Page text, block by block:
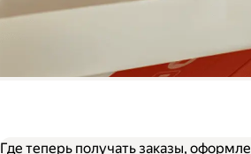
Где теперь получать заказы,